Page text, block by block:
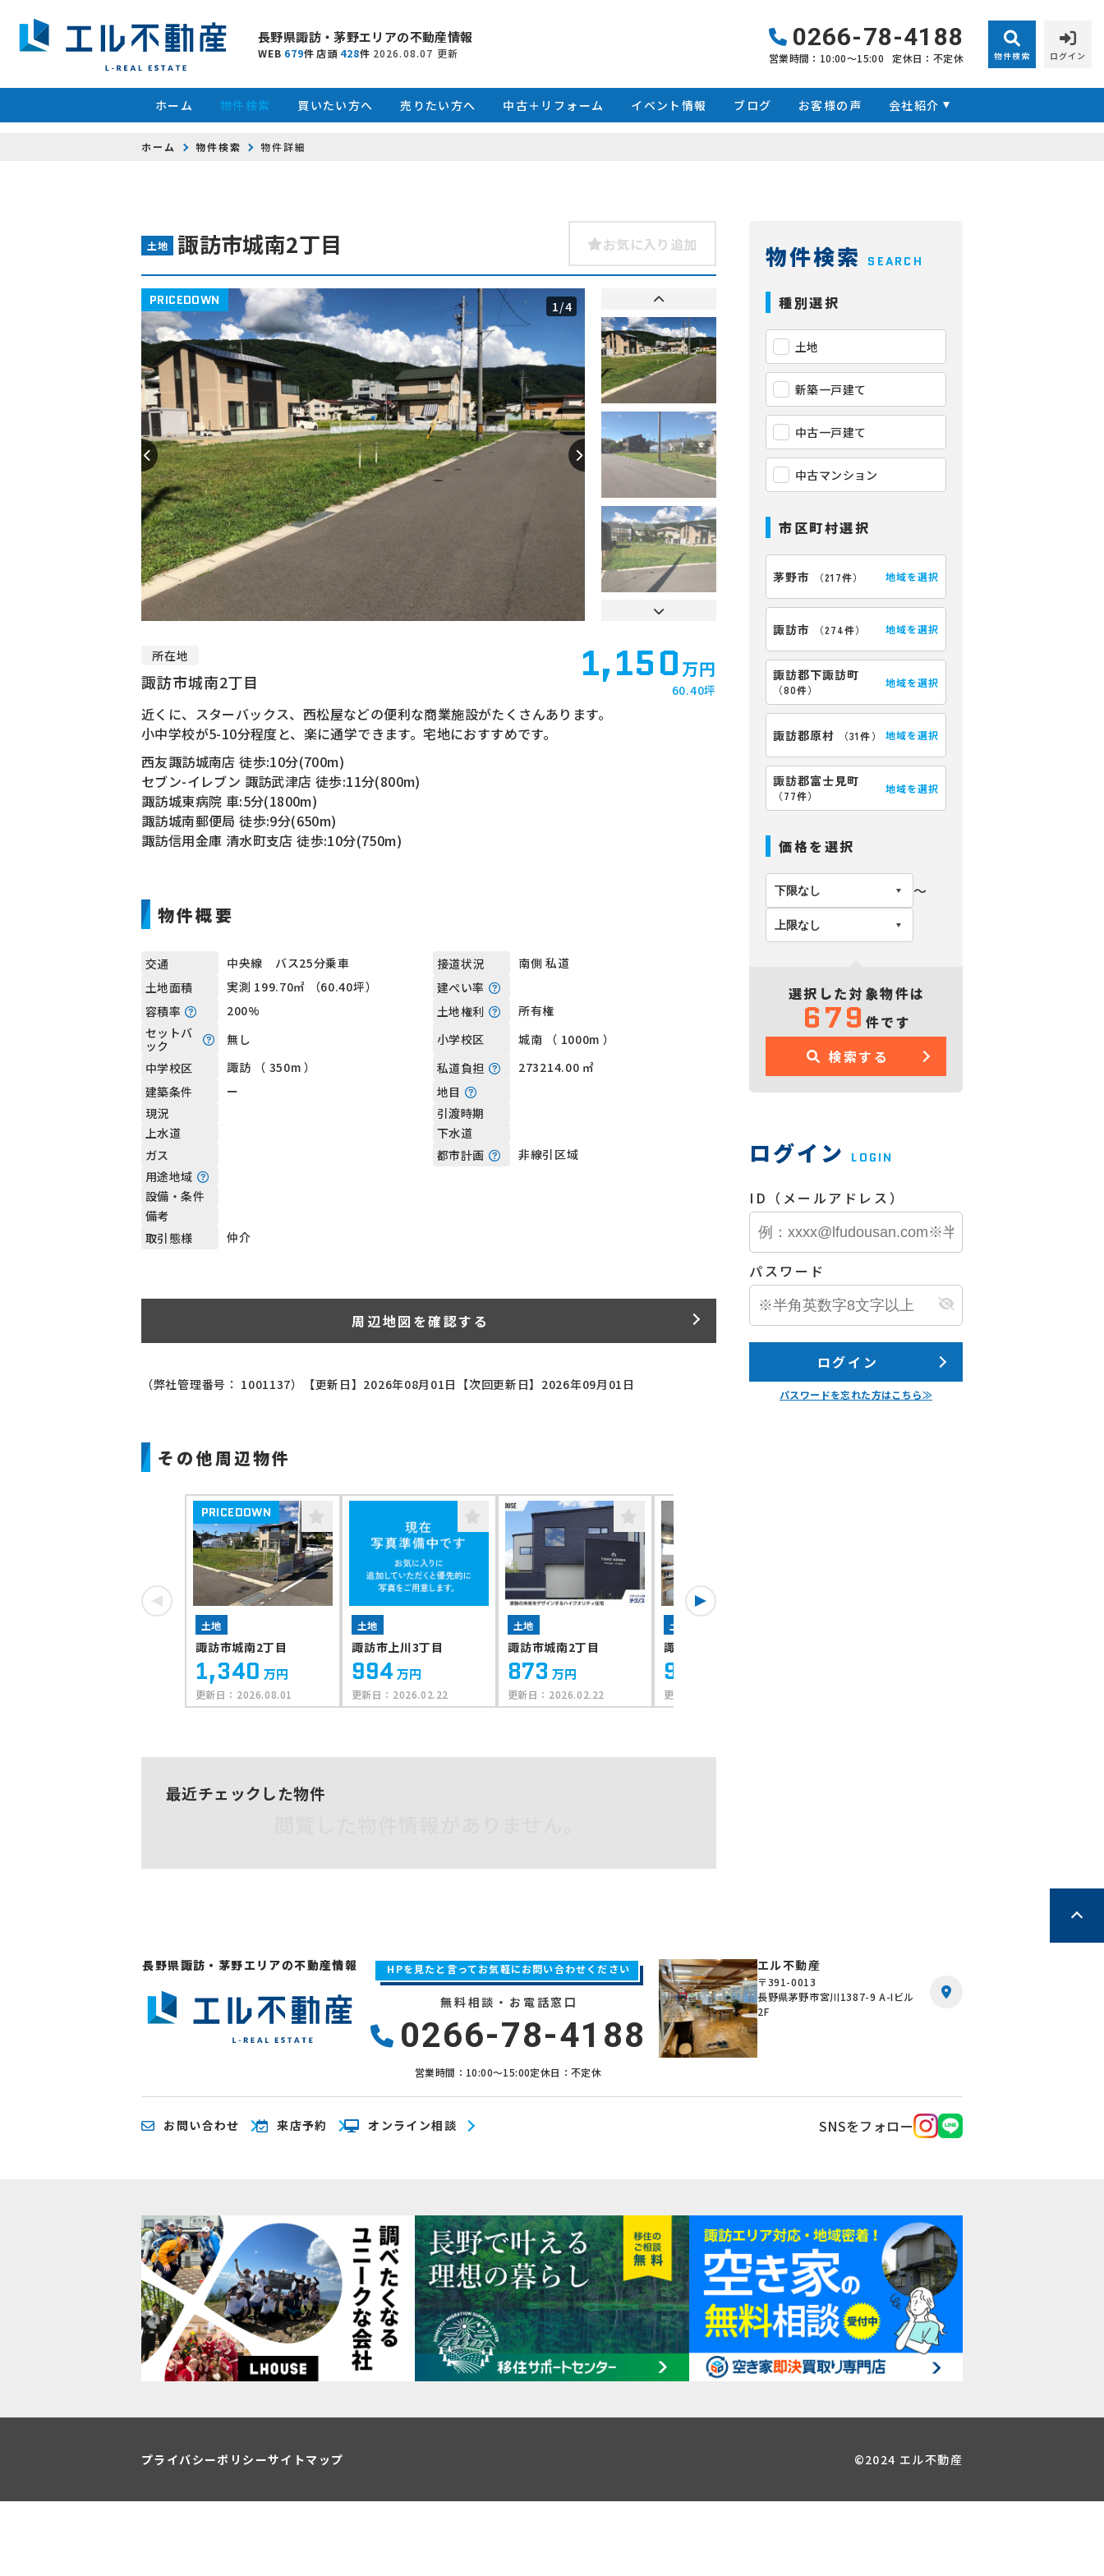
長野県諏訪・茅野エリアの不動産情報
WEB 679件 店頭 428件 2026.08.07 更新
0266-78-4188
営業時間：10:00〜15:00 定休日：不定休 物件検索 ログイン
ホーム 物件検索 買いたい方へ 売りたい方へ 中古＋リフォーム イベント情報 ブログ お客様の声 会社紹介
ホーム 物件検索 物件詳細
土地 諏訪市城南2丁目 お気に入り追加
PRICEDOWN 1/4
所在地
諏訪市城南2丁目 1,150 万円
60.40坪
近くに、スターバックス、西松屋などの便利な商業施設がたくさんあります。
小中学校が5-10分程度と、楽に通学できます。宅地におすすめです。
西友諏訪城南店 徒歩:10分(700m)
セブン-イレブン 諏訪武津店 徒歩:11分(800m)
諏訪城東病院 車:5分(1800m)
諏訪城南郵便局 徒歩:9分(650m)
諏訪信用金庫 清水町支店 徒歩:10分(750m)
物件概要
交通 中央線 バス25分乗車 接道状況
南側 私道
土地面積
実測 199.70㎡ （60.40坪）
建ぺい率
容積率
200% 土地権利
所有権
セットバ
ック
無し 小学校区
城南 （ 1000m ）
中学校区
諏訪 （ 350m ） 私道負担
273214.00 ㎡
建築条件
ー
地目
現況
引渡時期
上水道
下水道
ガス
都市計画
非線引区域
用途地域
設備・条件
備考
取引態様
仲介
周辺地図を確認する
（弊社管理番号： 1001137） 【更新日】2026年08月01日 【次回更新日】2026年09月01日
その他周辺物件
PRICEDOWN
土地
諏訪市城南2丁目
1,340 万円
更新日： 2026.08.01
土地
諏訪市上川3丁目
994 万円
更新日： 2026.02.22
土地
諏訪市城南2丁目
873 万円
更新日： 2026.02.22
土地
諏訪市城南2丁目
942
更新日：
最近チェックした物件
物件検索 SEARCH
種別選択
土地
新築一戸建て
中古一戸建て
中古マンション
市区町村選択
茅野市 （217件） 地域を選択
諏訪市 （274件） 地域を選択
諏訪郡下諏訪町
（80件）
地域を選択
諏訪郡原村 （31件） 地域を選択
諏訪郡富士見町
（77件）
地域を選択
価格を選択
〜
選択した対象物件は
679 件です
検索する
ログイン LOGIN
ID（メールアドレス）
パスワード
ログイン
パスワードを忘れた方はこちら≫
長野県諏訪・茅野エリアの不動産情報 HPを見たと言ってお気軽にお問い合わせください
無料相談・お電話窓口
0266-78-4188
営業時間：10:00〜15:00定休日：不定休
エル不動産
〒391-0013
長野県茅野市宮川1387-9 A-Iビル
2F
お問い合わせ 来店予約 オンライン相談 SNSをフォロー
プライバシーポリシーサイトマップ ©2024 エル不動産